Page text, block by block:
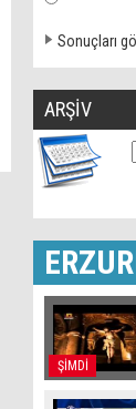
Sonuçları
ARŞİV
ŞİMDİ